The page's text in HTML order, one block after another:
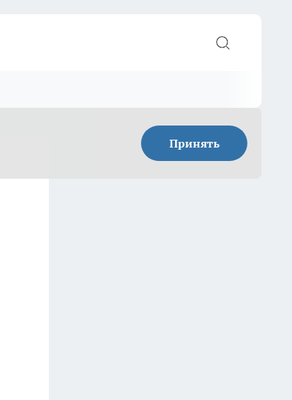
Принять